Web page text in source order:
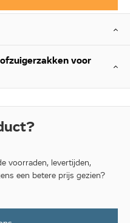
voor
voorraden, levertijden,
een betere prijs gezien?